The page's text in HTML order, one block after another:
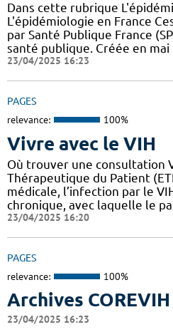
Dans cette rubrique
L'épidémiologie en France
par Santé Publique France
santé publique. Créée en
23/04/2025 16:23
PAGES
relevance: 100%
Vivre avec le VIH
Où trouver une consultation
Thérapeutique du Patient
médicale, l’infection par le
chronique, avec laquelle le
23/04/2025 16:20
PAGES
relevance: 100%
Archives
23/04/2025 16:23